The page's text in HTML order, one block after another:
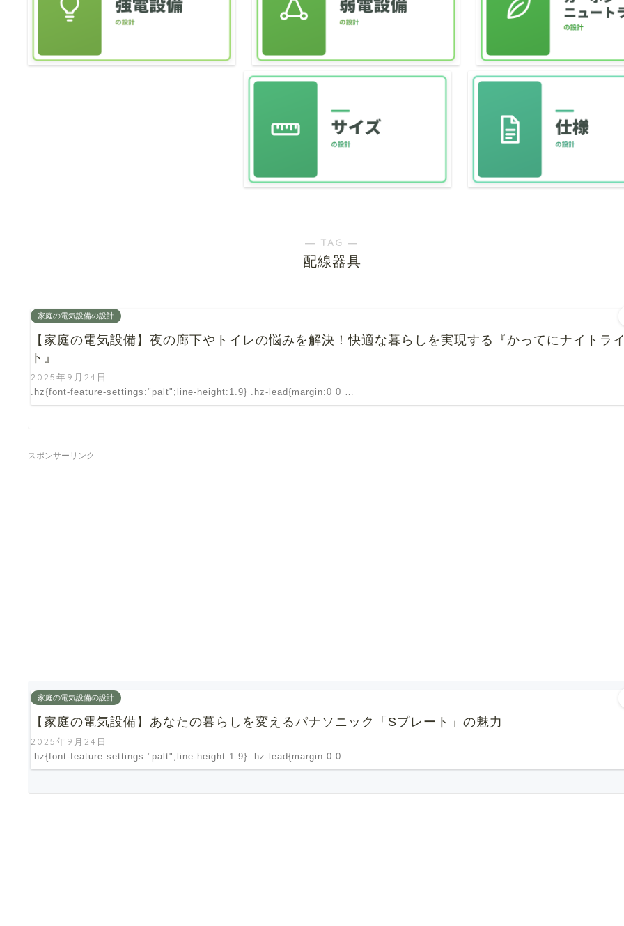
― TAG ―
配線器具
家庭の電気設備の設計
【家庭の電気設備】夜の廊下やトイレの悩みを解決！快適な暮らしを実現する『かってにナイトラ
ト』
2025年9月24日
.hz{font-feature-settings:"palt";line-height:1.9} .hz-lead{margin:0 0 …
スポンサーリンク
家庭の電気設備の設計
【家庭の電気設備】あなたの暮らしを変えるパナソニック「Sプレート」の魅力
2025年9月24日
.hz{font-feature-settings:"palt";line-height:1.9} .hz-lead{margin:0 0 …